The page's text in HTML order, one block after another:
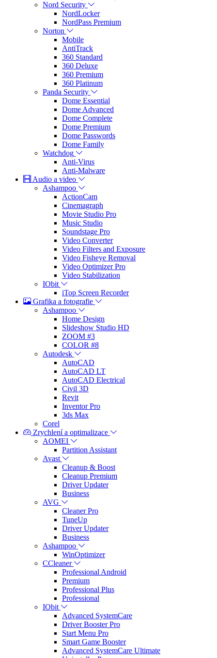
Nord Security
NordLocker
NordPass Premium
Norton
Mobile
AntiTrack
360 Standard
360 Deluxe
360 Premium
360 Platinum
Panda Security
Dome Essential
Dome Advanced
Dome Complete
Dome Premium
Dome Passwords
Dome Family
Watchdog
Anti-Virus
Anti-Malware
Audio a video
Ashampoo
ActionCam
Cinemagraph
Movie Studio Pro
Music Studio
Soundstage Pro
Video Converter
Video Filters and Exposure
Video Fisheye Removal
Video Optimizer Pro
Video Stabilization
IObit
iTop Screen Recorder
Grafika a fotografie
Ashampoo
Home Design
Slideshow Studio HD
ZOOM #3
COLOR #8
Autodesk
AutoCAD
AutoCAD LT
AutoCAD Electrical
Civil 3D
Revit
Inventor Pro
3ds Max
Corel
Zrychlení a optimalizace
AOMEI
Partition Assistant
Avast
Cleanup & Boost
Cleanup Premium
Driver Updater
Business
AVG
Cleaner Pro
TuneUp
Driver Updater
Business
Ashampoo
WinOptimizer
CCleaner
Professional Android
Premium
Professional Plus
Professional
IObit
Advanced SystemCare
Driver Booster Pro
Start Menu Pro
Smart Game Booster
Advanced SystemCare Ultimate